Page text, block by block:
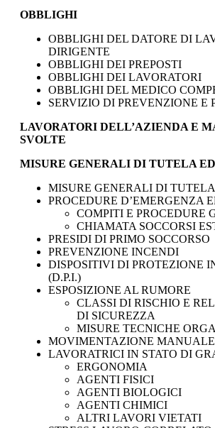
OBBLIGHI
OBBLIGHI DEL DATORE DI
DIRIGENTE
OBBLIGHI DEI PREPOSTI
OBBLIGHI DEI LAVORATORI
OBBLIGHI DEL MEDICO
SERVIZIO DI PREVENZIONE E
LAVORATORI DELL’AZIENDA E
SVOLTE
MISURE GENERALI DI TUTELA
MISURE GENERALI DI TUTELA
PROCEDURE D’EMERGENZA
COMPITI E PROCEDURE
CHIAMATA SOCCORSI
PRESIDI DI PRIMO SOCCORSO
PREVENZIONE INCENDI
DISPOSITIVI DI PROTEZIONE
(D.P.I.)
ESPOSIZIONE AL RUMORE
CLASSI DI RISCHIO E
DI SICUREZZA
MISURE TECNICHE
MOVIMENTAZIONE
LAVORATRICI IN STATO DI
ERGONOMIA
AGENTI FISICI
AGENTI BIOLOGICI
AGENTI CHIMICI
ALTRI LAVORI VIETATI